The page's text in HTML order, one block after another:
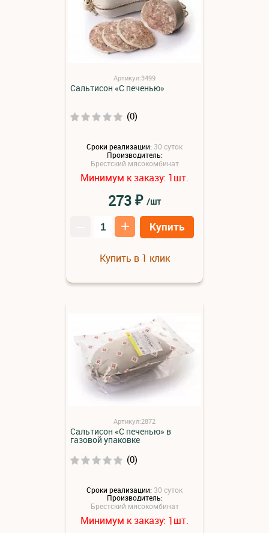
Артикул:3499
Сальтисон «С печенью»
(0)
Сроки реализации: 30 суток
Производитель:
Брестский мясокомбинат
Минимум к заказу: 1шт.
273₽ /шт
+ Купить
Купить в 1 клик
Артикул:2872
Сальтисон «С печенью» в
газовой упаковке
(0)
Сроки реализации: 30 суток
Производитель:
Брестский мясокомбинат
Минимум к заказу: 1шт.